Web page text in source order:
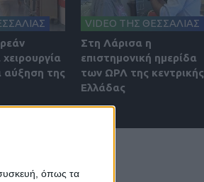
όπως τα
αύξηση της
VIDEO ΤΗΣ ΘΕΣΣΑΛΙΑΣ
Στη Λάρισα η
επιστημονική ημερίδα
των ΩΡΛ της κεντρικής
Ελλάδας